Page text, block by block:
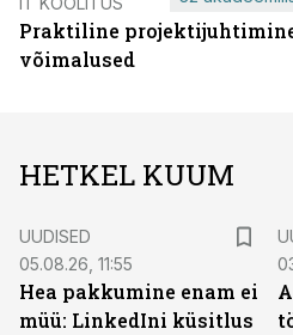
Praktiline
võimalused
HETKEL KUUM
UUDISED
05.08.26, 11:55
Hea pakkumine enam ei
müü: LinkedIni küsitlus